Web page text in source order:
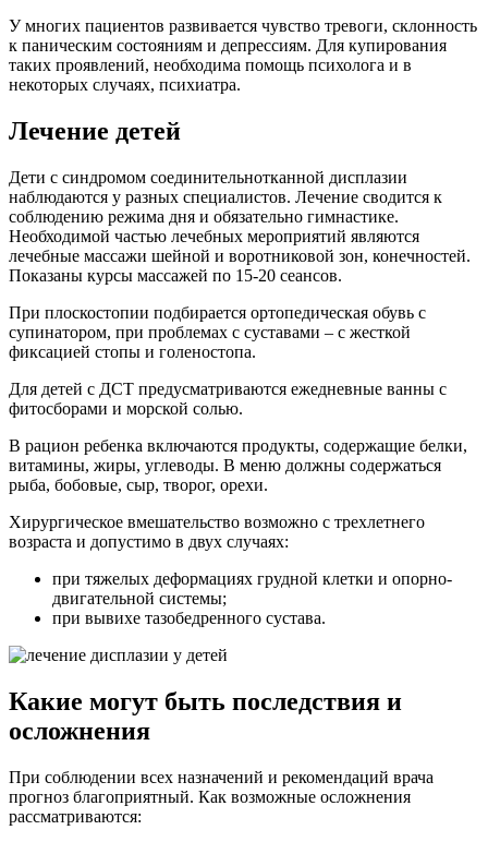
У многих пациентов развивается чувство тревоги, склонность
к паническим состояниям и депрессиям. Для купирования
таких проявлений, необходима помощь психолога и в
некоторых случаях, психиатра.
Лечение детей
Дети с синдромом соединительнотканной дисплазии
наблюдаются у разных специалистов. Лечение сводится к
соблюдению режима дня и обязательно гимнастике.
Необходимой частью лечебных мероприятий являются
лечебные массажи шейной и воротниковой зон, конечностей.
Показаны курсы массажей по 15-20 сеансов.
При плоскостопии подбирается ортопедическая обувь с
супинатором, при проблемах с суставами – с жесткой
фиксацией стопы и голеностопа.
Для детей с ДСТ предусматриваются ежедневные ванны с
фитосборами и морской солью.
В рацион ребенка включаются продукты, содержащие белки,
витамины, жиры, углеводы. В меню должны содержаться
рыба, бобовые, сыр, творог, орехи.
Хирургическое вмешательство возможно с трехлетнего
возраста и допустимо в двух случаях:
при тяжелых деформациях грудной клетки и опорно-
двигательной системы;
при вывихе тазобедренного сустава.
Какие могут быть последствия и
осложнения
При соблюдении всех назначений и рекомендаций врача
прогноз благоприятный. Как возможные осложнения
рассматриваются: